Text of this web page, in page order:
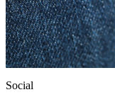
Social